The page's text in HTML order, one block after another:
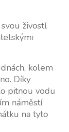
živostí,
kolem
Díky
pitnou vodu
náměstí
na tyto